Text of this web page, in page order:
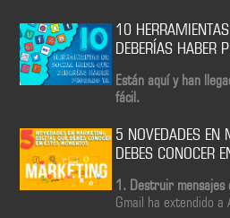
10
DEBERÍAS HABER
Están aquí y han
fácil.
5 NOVEDADES EN
DEBES CONOCER
1. Destruir mensajes
Gmail ha extendido a